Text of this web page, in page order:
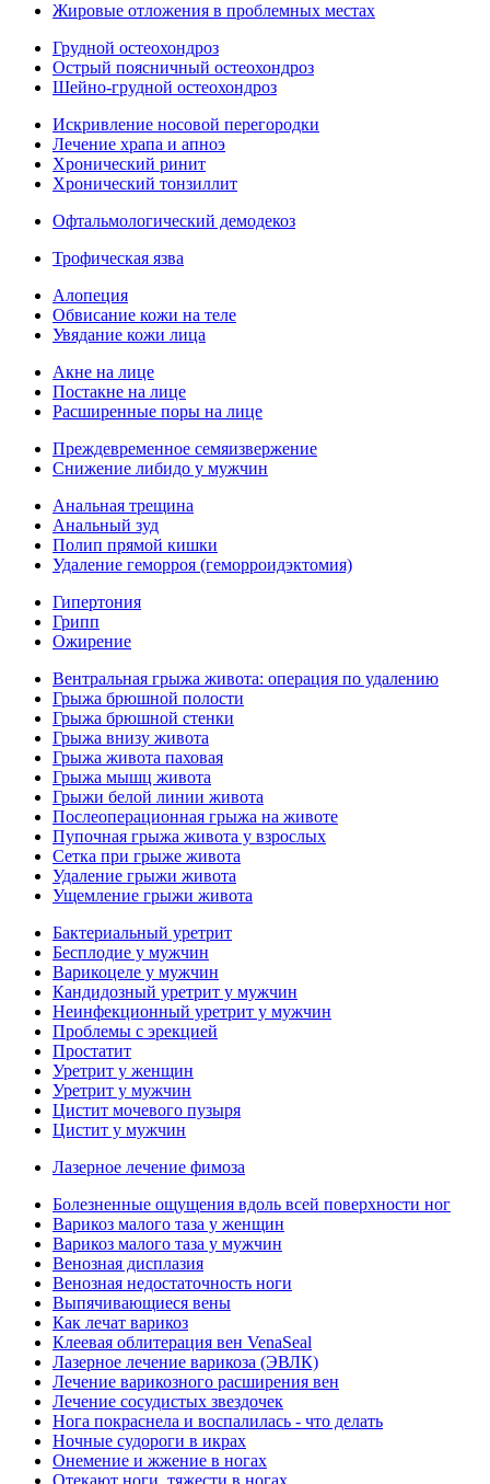
Жировые отложения в проблемных местах
Грудной остеохондроз
Острый поясничный остеохондроз
Шейно-грудной остеохондроз
Искривление носовой перегородки
Лечение храпа и апноэ
Хронический ринит
Хронический тонзиллит
Офтальмологический демодекоз
Трофическая язва
Алопеция
Обвисание кожи на теле
Увядание кожи лица
Акне на лице
Постакне на лице
Расширенные поры на лице
Преждевременное семяизвержение
Снижение либидо у мужчин
Анальная трещина
Анальный зуд
Полип прямой кишки
Удаление геморроя (геморроидэктомия)
Гипертония
Грипп
Ожирение
Вентральная грыжа живота: операция по удалению
Грыжа брюшной полости
Грыжа брюшной стенки
Грыжа внизу живота
Грыжа живота паховая
Грыжа мышц живота
Грыжи белой линии живота
Послеоперационная грыжа на животе
Пупочная грыжа живота у взрослых
Сетка при грыже живота
Удаление грыжи живота
Ущемление грыжи живота
Бактериальный уретрит
Бесплодие у мужчин
Варикоцеле у мужчин
Кандидозный уретрит у мужчин
Неинфекционный уретрит у мужчин
Проблемы с эрекцией
Простатит
Уретрит у женщин
Уретрит у мужчин
Цистит мочевого пузыря
Цистит у мужчин
Лазерное лечение фимоза
Болезненные ощущения вдоль всей поверхности ног
Варикоз малого таза у женщин
Варикоз малого таза у мужчин
Венозная дисплазия
Венозная недостаточность ноги
Выпячивающиеся вены
Как лечат варикоз
Клеевая облитерация вен VenaSeal
Лазерное лечение варикоза (ЭВЛК)
Лечение варикозного расширения вен
Лечение сосудистых звездочек
Нога покраснела и воспалилась - что делать
Ночные судороги в икрах
Онемение и жжение в ногах
Отекают ноги, тяжести в ногах